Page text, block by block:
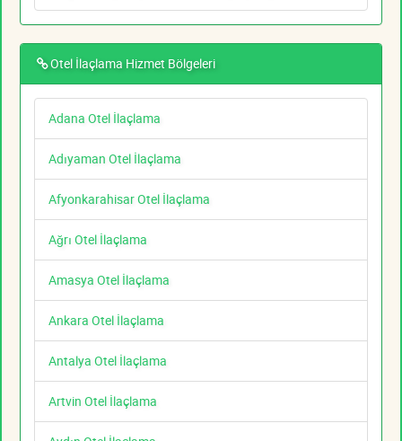
Otel İlaçlama Hizmet Bölgeleri
Adana Otel İlaçlama
Adıyaman Otel İlaçlama
Afyonkarahisar Otel İlaçlama
Ağrı Otel İlaçlama
Amasya Otel İlaçlama
Ankara Otel İlaçlama
Antalya Otel İlaçlama
Artvin Otel İlaçlama